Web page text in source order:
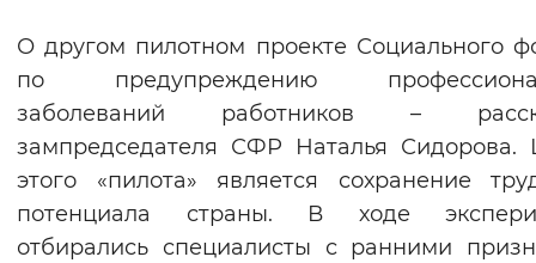
О другом пилотном проекте Социального
по предупреждению
заболеваний работников –
зампредседателя СФР Наталья Сидорова.
этого «пилота» является сохранение
потенциала страны. В ходе
отбирались специалисты с ранними